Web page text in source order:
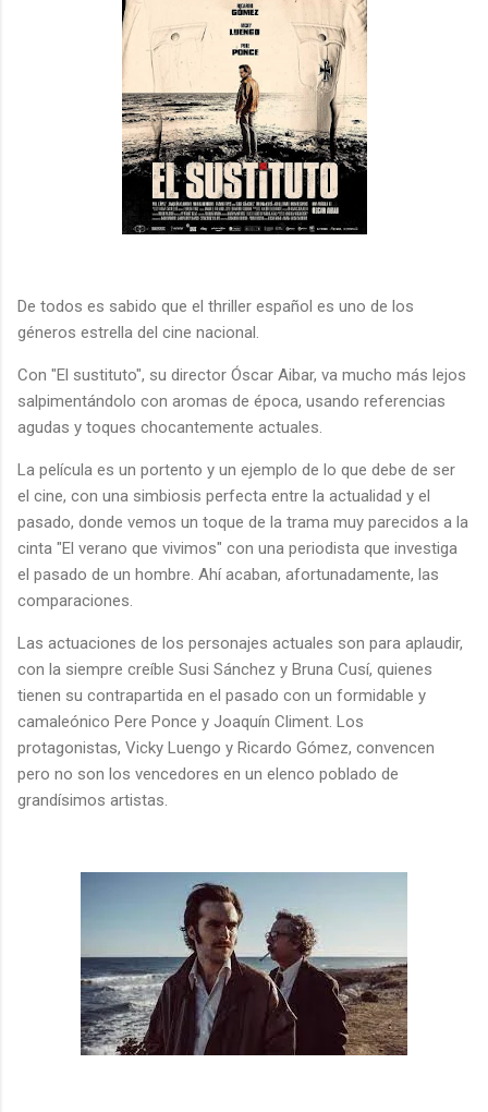
De todos es sabido que el thriller español es uno de los
géneros estrella del cine nacional.
Con "El sustituto", su director Óscar Aibar, va mucho más lejos
salpimentándolo con aromas de época, usando referencias
agudas y toques chocantemente actuales.
La película es un portento y un ejemplo de lo que debe de ser
el cine, con una simbiosis perfecta entre la actualidad y el
pasado, donde vemos un toque de la trama muy parecidos a la
cinta "El verano que vivimos" con una periodista que investiga
el pasado de un hombre. Ahí acaban, afortunadamente, las
comparaciones.
Las actuaciones de los personajes actuales son para aplaudir,
con la siempre creíble Susi Sánchez y Bruna Cusí, quienes
tienen su contrapartida en el pasado con un formidable y
camaleónico Pere Ponce y Joaquín Climent. Los
protagonistas, Vicky Luengo y Ricardo Gómez, convencen
pero no son los vencedores en un elenco poblado de
grandísimos artistas.